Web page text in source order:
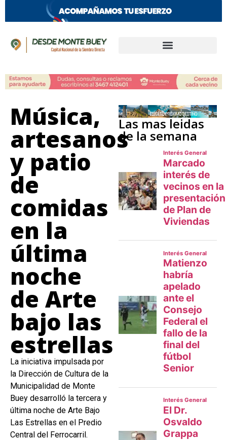
Música,
artesanos
y patio
de
comidas
en la
última
noche
de Arte
bajo las
estrellas
La iniciativa impulsada por
la Dirección de Cultura de la
Municipalidad de Monte
Buey desarrolló la tercera y
última noche de Arte Bajo
Las Estrellas en el Predio
Central del Ferrocarril.
Las mas leidas
de la semana